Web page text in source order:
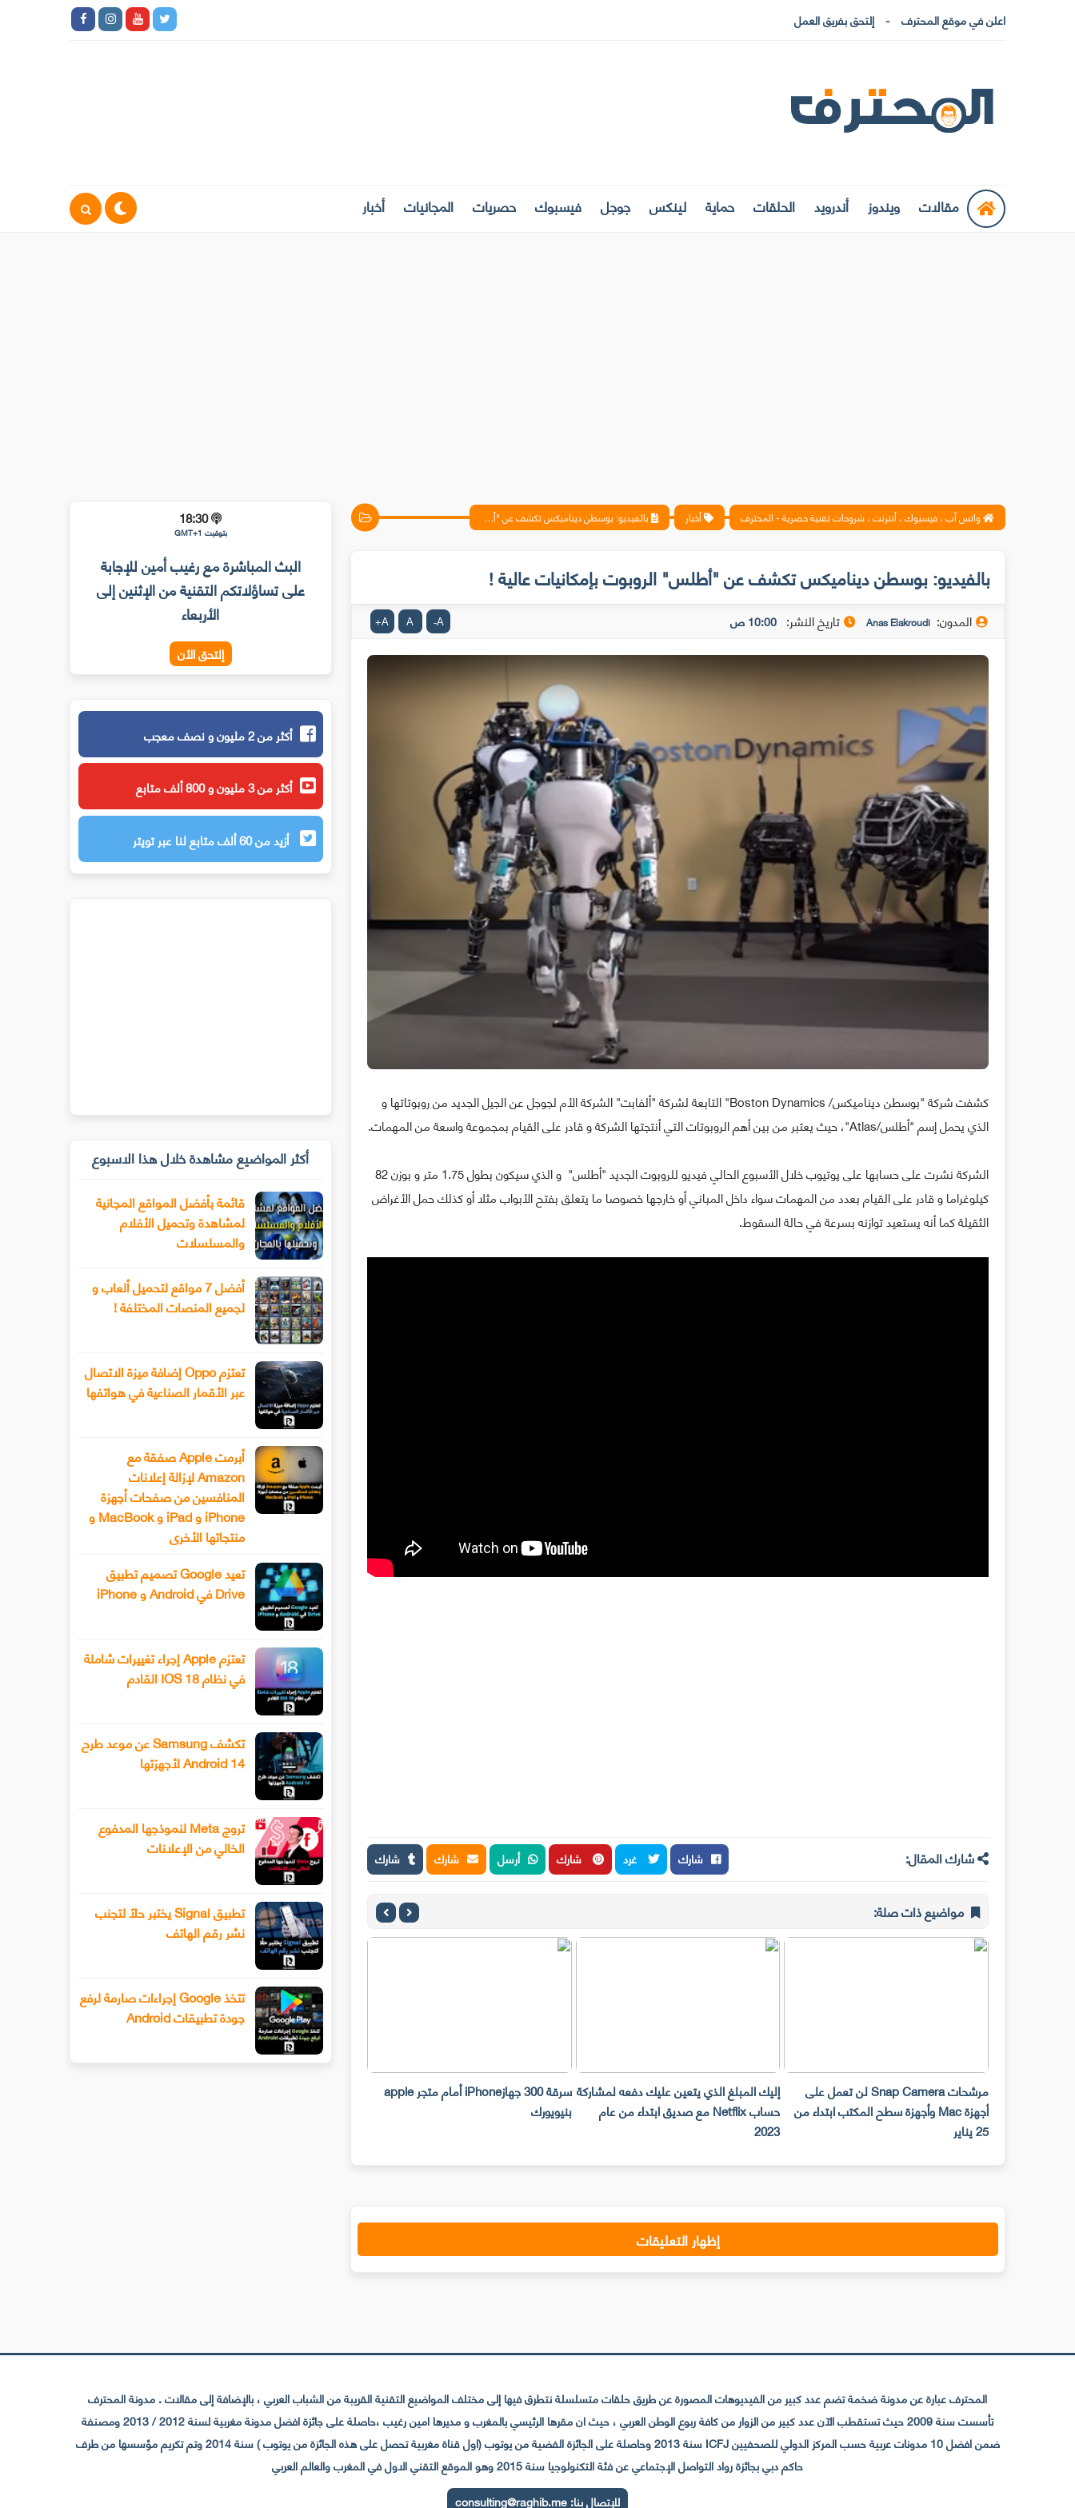
اعلن في موقع المحترف إلتحق بفريق العمل
مقالات ويندوز أندرويد الحلقات حماية لينكس جوجل فيسبوك حصريات المجانيات أخبار
واتس آب ، فيسبوك ، أنترنت ، شروحات تقنية حصرية - المحترف أخبار بالفيديو: بوسطن ديناميكس تكشف عن "أطلس" الروبوت بإمكانيات عالية !
بالفيديو: بوسطن ديناميكس تكشف عن "أطلس" الروبوت بإمكانيات عالية !
المدون: Anas Elakroudi تاريخ النشر: 10:00 ص A
-
A
A
+
كشفت شركة "بوسطن ديناميكس/ Boston Dynamics" التابعة لشركة "ألفابت" الشركة الأم لجوجل عن الجيل الجديد من روبوتاتها و
الذي يحمل إسم "أطلس/Atlas"، حيث يعتبر من بين أهم الروبوتات التي أنتجتها الشركة و قادر على القيام بمجموعة واسعة من المهمات.
الشركة نشرت على حسابها على يوتيوب خلال الأسبوع الحالي فيديو للروبوت الجديد "أطلس" و الذي سيكون بطول 1.75 متر و بوزن 82
كيلوغراما و قادر على القيام بعدد من المهمات سواء داخل المباني أو خارجها خصوصا ما يتعلق بفتح الأبواب مثلا أو كذلك حمل الأغراض
الثقيلة كما أنه يستعيد توازنه بسرعة في حالة السقوط.
شارك المقال: شارك غرد شارك أرسل شارك شارك
مواضيع ذات صلة:
مرشحات Snap Camera لن تعمل على
أجهزة Mac وأجهزة سطح المكتب ابتداء من
25 يناير
إليك المبلغ الذي يتعين عليك دفعه لمشاركة
حساب Netflix مع صديق ابتداء من عام
2023
سرقة 300 جهازiPhone أمام متجر apple
بنيويورك
إظهار التعليقات
18:30
بتوقيت GMT+1
البث المباشرة مع رغيب أمين للإجابة
على تساؤلاتكم التقنية من الإثنين إلى
الأربعاء
إلتحق الأن
أكثر من 2 مليون و نصف معجب
أكثر من 3 مليون و 800 ألف متابع
أزيد من 60 ألف متابع لنا عبر تويتر
أكثر المواضيع مشاهدة خلال هذا الاسبوع
قائمة بأفضل المواقع المجانية
لمشاهدة وتحميل الأفلام
والمسلسلات
أفضل 7 مواقع لتحميل ألعاب و
لجميع المنصات المختلفة !
تعتزم Oppo إضافة ميزة الاتصال
عبر الأقمار الصناعية في هواتفها
أبرمت Apple صفقة مع
Amazon لإزالة إعلانات
المنافسين من صفحات أجهزة
iPhone و iPad و MacBook و
منتجاتها الأخرى
تعيد Google تصميم تطبيق
Drive في Android و iPhone
تعتزم Apple إجراء تغييرات شاملة
في نظام IOS 18 القادم
تكشف Samsung عن موعد طرح
Android 14 لأجهزتها
تروج Meta لنموذجها المدفوع
الخالي من الإعلانات
تطبيق Signal يختبر حلًا لتجنب
نشر رقم الهاتف
تتخذ Google إجراءات صارمة لرفع
جودة تطبيقات Android
المحترف عبارة عن مدونة ضخمة تضم عدد كبير من الفيديوهات المصورة عن طريق حلقات متسلسلة نتطرق فيها إلى مختلف المواضيع التقنية القريبة من الشباب العربي ، بالإضافة إلى مقالات . مدونة المحترف
تأسست سنة 2009 حيث تستقطب الآن عدد كبير من الزوار من كافة ربوع الوطن العربي ، حيث ان مقرها الرئيسي بالمغرب و مديرها امين رغيب ،حاصلة على جائزة افضل مدونة مغربية لسنة 2012 / 2013 ومصنفة
ضمن افضل 10 مدونات عربية حسب المركز الدولي للصحفيين ICFJ سنة 2013 وحاصلة على الجائزة الفضية من يوتوب (اول قناة مغربية تحصل على هذه الجائزة من يوتوب ) سنة 2014 وتم تكريم مؤسسها من طرف
حاكم دبي بجائزة رواد التواصل الإجتماعي عن فئة التكنولوجيا سنة 2015 وهو الموقع التقني الاول في المغرب والعالم العربي
للإتصال بنا:consulting@raghib.me